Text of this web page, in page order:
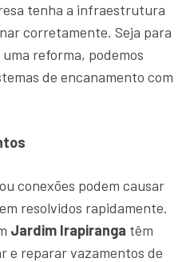
tenha a infraestrutura
corretamente. Seja para
reforma, podemos
de encanamento com
conexões podem causar
resolvidos rapidamente.
Jardim Irapiranga têm
e reparar vazamentos de